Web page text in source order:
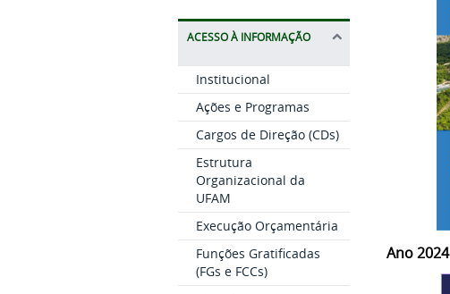
ACESSO À INFORMAÇÃO
Institucional
Ações e Programas
Cargos de Direção (CDs)
Estrutura
Organizacional da
UFAM
Execução Orçamentária
Funções Gratificadas
(FGs e FCCs)
Ano 2024